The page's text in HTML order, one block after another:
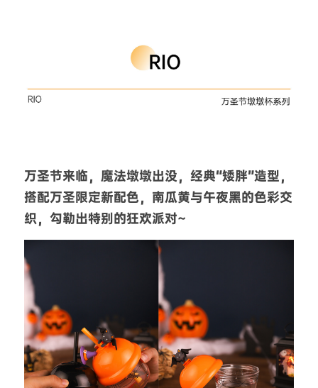
万圣节来临，魔法墩墩出没，经典“矮胖”造型，
搭配万圣限定新配色，南瓜黄与午夜黑的色彩交
织，勾勒出特别的狂欢派对~